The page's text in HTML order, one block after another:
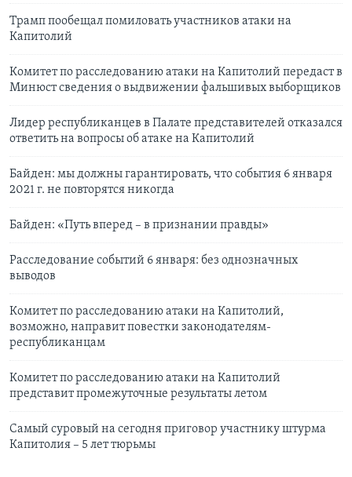
Трамп пообещал помиловать участников атаки на
Капитолий
Комитет по расследованию атаки на Капитолий передаст в
Минюст сведения о выдвижении фальшивых выборщиков
Лидер республиканцев в Палате представителей отказался
ответить на вопросы об атаке на Капитолий
Байден: мы должны гарантировать, что события 6 января
2021 г. не повторятся никогда
Байден: «Путь вперед – в признании правды»
Расследование событий 6 января: без однозначных
выводов
Комитет по расследованию атаки на Капитолий,
возможно, направит повестки законодателям-
республиканцам
Комитет по расследованию атаки на Капитолий
представит промежуточные результаты летом
Самый суровый на сегодня приговор участнику штурма
Капитолия – 5 лет тюрьмы